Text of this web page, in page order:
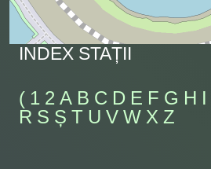
INDEX STAȚII
( 1 2 A B C D E F G H I
R S Ș T U V W X Z